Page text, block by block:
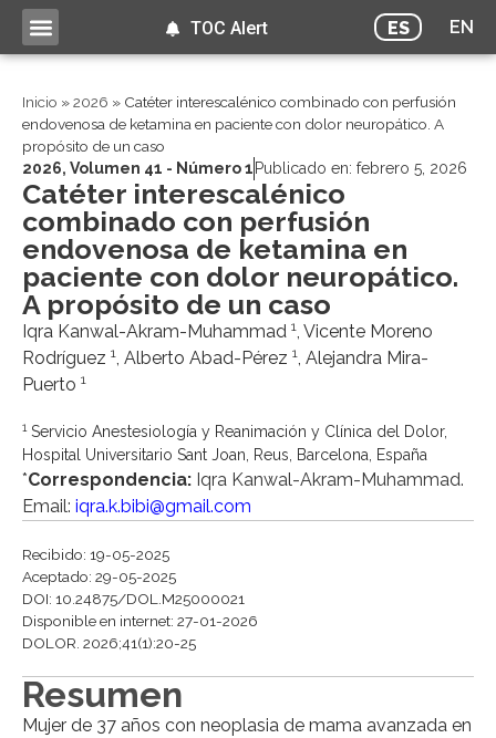
ES EN
TOC Alert
Inicio »2026 » Catéter interescalénico combinado con perfusión
endovenosa de ketamina en paciente con dolor neuropático. A
propósito de un caso
2026, Volumen 41 - Número 1 Publicado en: febrero 5, 2026
Catéter interescalénico
combinado con perfusión
endovenosa de ketamina en
paciente con dolor neuropático.
A propósito de un caso
Iqra Kanwal-Akram-Muhammad 1, Vicente Moreno
Rodríguez 1, Alberto Abad-Pérez 1, Alejandra Mira-
Puerto 1
1Servicio Anestesiología y Reanimación y Clínica del Dolor,
Hospital Universitario Sant Joan, Reus, Barcelona, España
*Correspondencia: Iqra Kanwal-Akram-Muhammad.
Email: iqra.k.bibi@gmail.com
Recibido: 19-05-2025
Aceptado: 29-05-2025
DOI: 10.24875/DOL.M25000021
Disponible en internet: 27-01-2026
DOLOR. 2026;41(1):20-25
Resumen
Mujer de 37 años con neoplasia de mama avanzada en